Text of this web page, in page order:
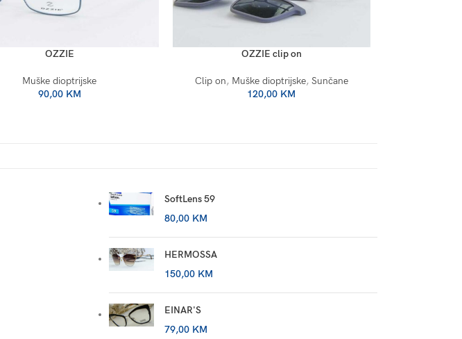
OZZIE
Muške dioptrijske
90,00 KM
OZZIE clip on
Clip on, Muške dioptrijske, Sunčane
120,00 KM
SoftLens 59
80,00 KM
HERMOSSA
150,00 KM
EINAR'S
79,00 KM